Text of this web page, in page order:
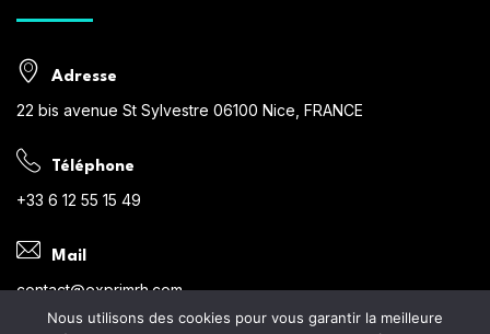
Adresse
22 bis avenue St Sylvestre 06100 Nice, FRANCE
Téléphone
+33 6 12 55 15 49
Mail
contact@exprimrh.com
Nous utilisons des cookies pour vous garantir la meilleure